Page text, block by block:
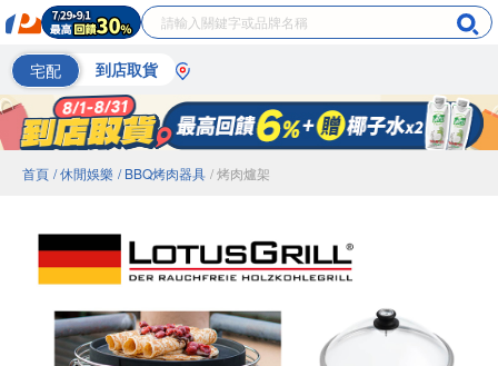
宅配 到店取貨
首頁 / 休閒娛樂 / BBQ烤肉器具 / 烤肉爐架